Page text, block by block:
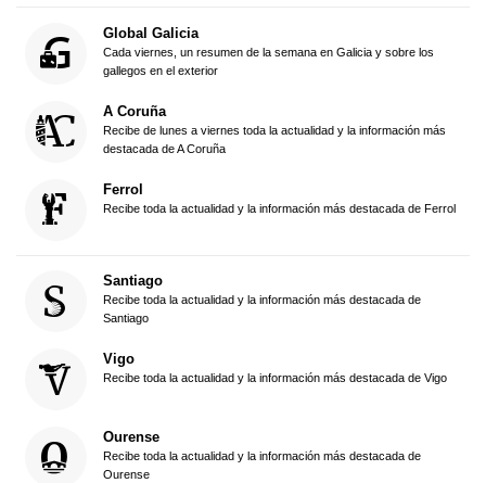
Global Galicia
Cada viernes, un resumen de la semana en Galicia y sobre los
gallegos en el exterior
A Coruña
Recibe de lunes a viernes toda la actualidad y la información más
destacada de A Coruña
Ferrol
Recibe toda la actualidad y la información más destacada de Ferrol
Santiago
Recibe toda la actualidad y la información más destacada de
Santiago
Vigo
Recibe toda la actualidad y la información más destacada de Vigo
Ourense
Recibe toda la actualidad y la información más destacada de
Ourense